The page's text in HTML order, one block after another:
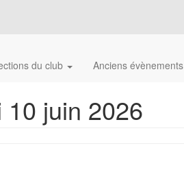
du club Anciens évènements
juin 2026